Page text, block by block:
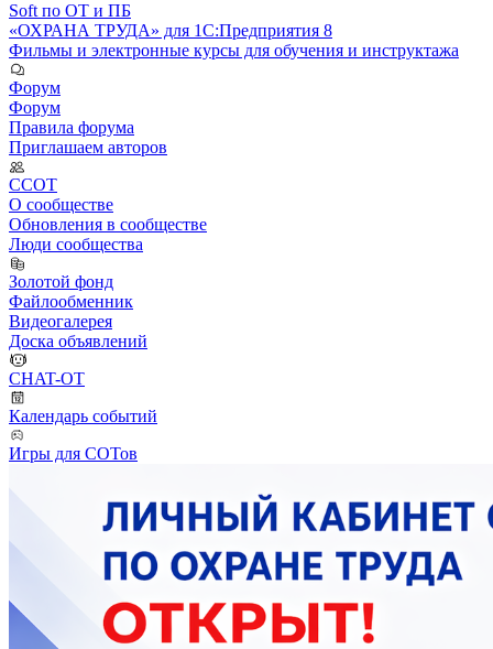
Soft по ОТ и ПБ
«ОХРАНА ТРУДА» для 1С:Предприятия 8
Фильмы и электронные курсы для обучения и инструктажа
Форум
Форум
Правила форума
Приглашаем авторов
ССОТ
О сообществе
Обновления в сообществе
Люди сообщества
Золотой фонд
Файлообменник
Видеогалерея
Доска объявлений
CHAT-OT
Календарь событий
Игры для СОТов